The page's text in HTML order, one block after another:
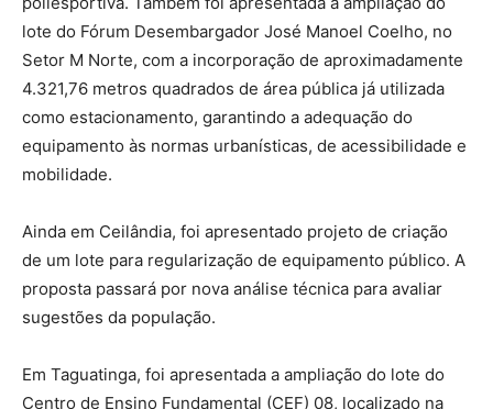
lote do Fórum Desembargador José Manoel Coelho, no
Setor M Norte, com a incorporação de aproximadamente
4.321,76 metros quadrados de área pública já utilizada
como estacionamento, garantindo a adequação do
equipamento às normas urbanísticas, de acessibilidade e
mobilidade.
Ainda em Ceilândia, foi apresentado projeto de criação
de um lote para regularização de equipamento público. A
proposta passará por nova análise técnica para avaliar
sugestões da população.
Em Taguatinga, foi apresentada a ampliação do lote do
Centro de Ensino Fundamental (CEF) 08, localizado na